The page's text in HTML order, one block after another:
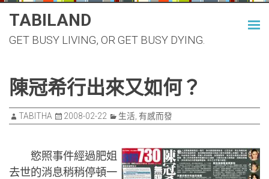
content
TABILAND
GET BUSY LIVING, OR GET BUSY DYING.
陳冠希行出來又如何？
TABITHA 2008-02-22 生活 有感而發
慾照事件經過肥姐
去世的消息稍稍停頓一